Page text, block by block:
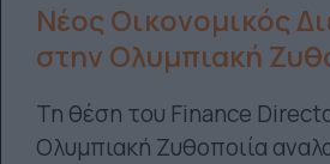
Νέος Οικονομικός
στην Ολυμπιακή
Τη θέση του Finance
Ολυμπιακή Ζυθοποιία